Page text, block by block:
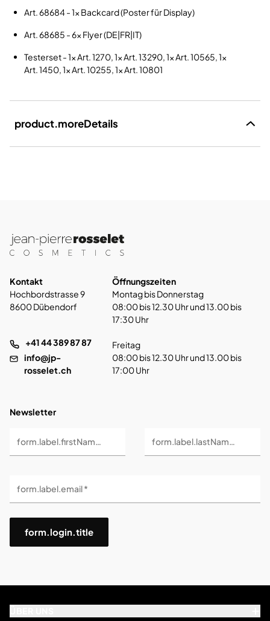
Art. 68684 - 1x Backcard (Poster für Display)
Art. 68685 - 6x Flyer (DE|FR|IT)
Testerset - 1x Art. 1270, 1x Art. 13290, 1x Art. 10565, 1x
Art. 1450, 1x Art. 10255, 1x Art. 10801
product.moreDetails
Kontakt
Hochbordstrasse 9
8600 Dübendorf
+41 44 389 87 87
info@jp-
rosselet.ch
Öffnungszeiten
Montag bis Donnerstag
08:00 bis 12.30 Uhr und 13.00 bis
17:30 Uhr
Freitag
08:00 bis 12.30 Uhr und 13.00 bis
17:00 Uhr
Newsletter
form.label.firstName * form.label.lastName *
form.label.email *
form.login.title